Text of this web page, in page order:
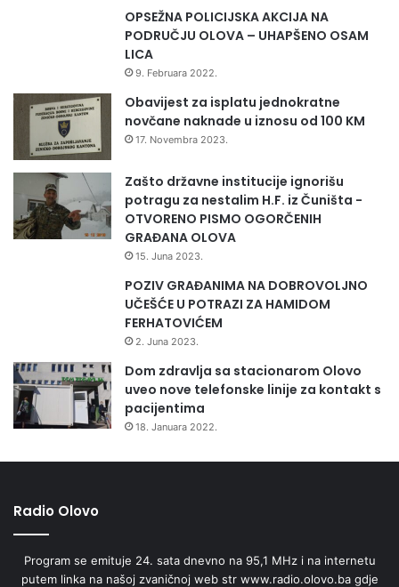
OPSEŽNA POLICIJSKA AKCIJA NA
PODRUČJU OLOVA – UHAPŠENO OSAM
LICA
9. Februara 2022.
Obavijest za isplatu jednokratne
novčane naknade u iznosu od 100 KM
17. Novembra 2023.
Zašto državne institucije ignorišu
potragu za nestalim H.F. iz Čuništa -
OTVORENO PISMO OGORČENIH
GRAĐANA OLOVA
15. Juna 2023.
POZIV GRAĐANIMA NA DOBROVOLJNO
UČEŠĆE U POTRAZI ZA HAMIDOM
FERHATOVIĆEM
2. Juna 2023.
Dom zdravlja sa stacionarom Olovo
uveo nove telefonske linije za kontakt s
pacijentima
18. Januara 2022.
Radio Olovo
Program se emituje 24. sata dnevno na 95,1 MHz i na internetu
putem linka na našoj zvaničnoj web str www.radio.olovo.ba gdje